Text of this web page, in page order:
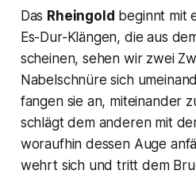
Das Rheingold beginnt mit
Es-Dur-Klängen, die aus
scheinen, sehen wir zwei
Nabelschnüre sich
fangen sie an, miteinander
schlägt dem anderen mit
woraufhin dessen Auge
wehrt sich und tritt dem